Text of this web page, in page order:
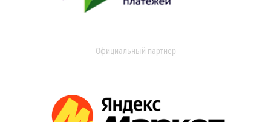
Официальный партнер